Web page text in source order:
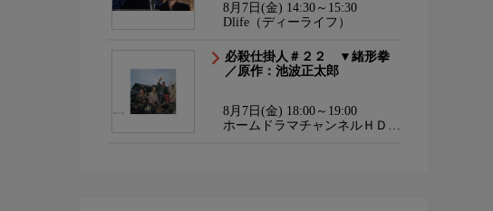
8月7日(金) 14:30～15:30
Dlife（ディーライフ）
必殺仕掛人＃２２ ▼緒形拳
／原作：池波正太郎
8月7日(金) 18:00～19:00
ホームドラマチャンネルＨＤ